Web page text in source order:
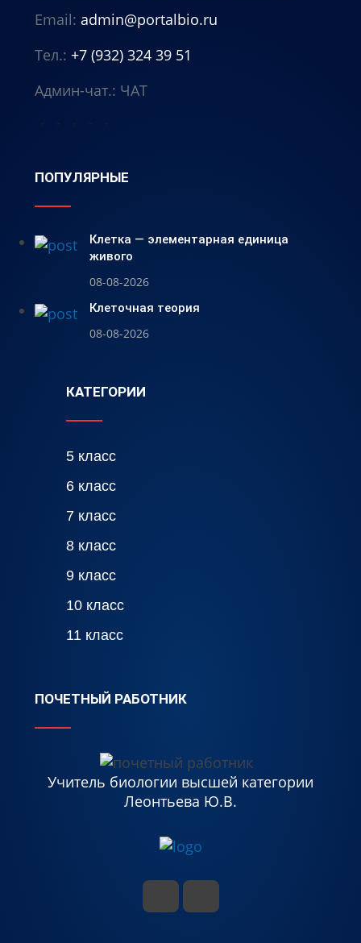
Email: admin@portalbio.ru
Тел.: +7 (932) 324 39 51
Админ-чат.: ЧАТ
ПОПУЛЯРНЫЕ
Клетка — элементарная единица
живого
08-08-2026
Клеточная теория
08-08-2026
КАТЕГОРИИ
5 класс
6 класс
7 класс
8 класс
9 класс
10 класс
11 класс
ПОЧЕТНЫЙ РАБОТНИК
Учитель биологии высшей категории
Леонтьева Ю.В.